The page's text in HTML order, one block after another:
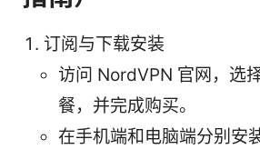
订阅与下载安装
访问 NordVPN 官网，选
餐，并完成购买。
在手机端和电脑端分别安